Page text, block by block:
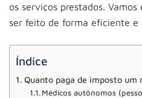
os serviços prestados.
ser feito de forma eficiente e
Índice
Quanto paga de imposto um
Médicos autônomos